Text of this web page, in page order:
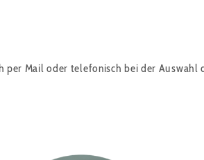
per Mail oder telefonisch bei der